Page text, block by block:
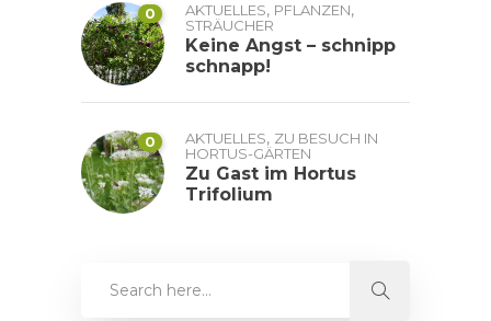
0 AKTUELLES, PFLANZEN,
STRÄUCHER
Keine Angst – schnipp
schnapp!
0 AKTUELLES, ZU BESUCH IN
HORTUS-GÄRTEN
Zu Gast im Hortus
Trifolium